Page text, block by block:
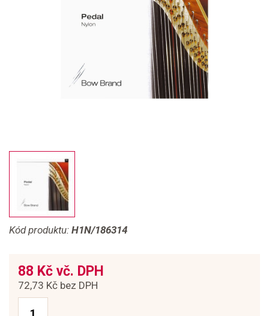
Kód produktu: H1N/186314
88 Kč vč. DPH
72,73 Kč bez DPH